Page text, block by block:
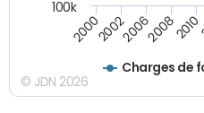
Charges de
20002002200620082010
100k
© JDN 2026